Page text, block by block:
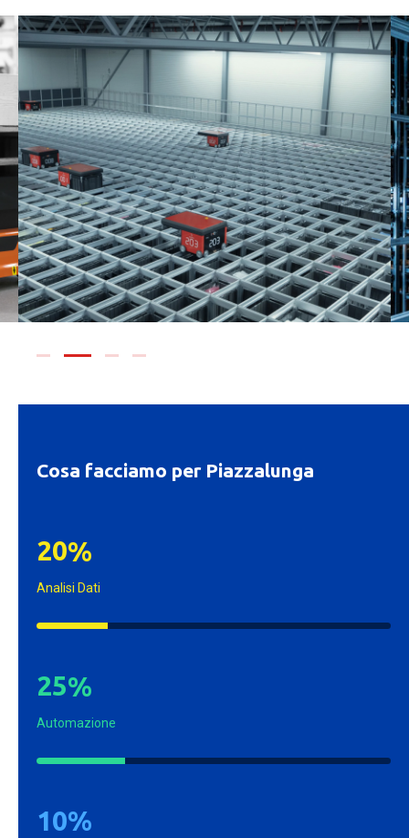
Cosa facciamo per Piazzalunga
20%
Analisi Dati
25%
Automazione
10%